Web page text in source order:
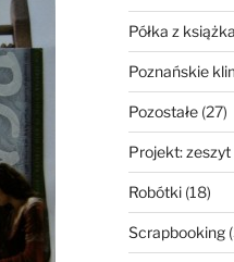
Półka z
Poznańskie
Pozostałe(27)
Projekt: zeszyt
Robótki(18)
Scrapbooking